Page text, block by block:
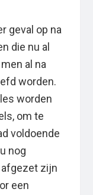
geval op na
die nu al
al na
worden.
worden
om te
voldoende
nog
zijn
een